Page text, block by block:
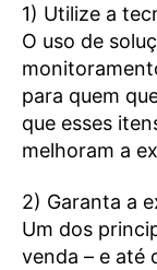
1) Utilize a
O uso de
para quem
que esses
melhoram a
2) Garanta a
Um dos
venda – e até